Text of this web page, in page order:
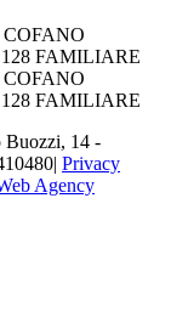
Buozzi, 14 -
Privacy
Agency